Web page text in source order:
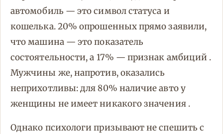
автомобиль — это символ статуса и
кошелька. 20% опрошенных прямо заявили,
что машина — это показатель
состоятельности, а 17% — признак амбиций .
Мужчины же, напротив, оказались
неприхотливы: для 80% наличие авто у
женщины не имеет никакого значения .
Однако психологи призывают не спешить с